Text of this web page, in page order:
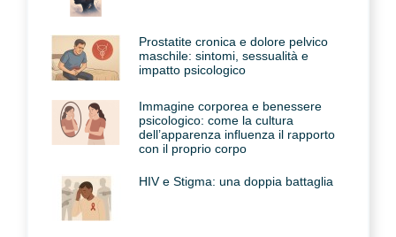
Prostatite cronica e dolore pelvico
maschile: sintomi, sessualità e
impatto psicologico
Immagine corporea e benessere
psicologico: come la cultura
dell’apparenza influenza il rapporto
con il proprio corpo
HIV e Stigma: una doppia battaglia